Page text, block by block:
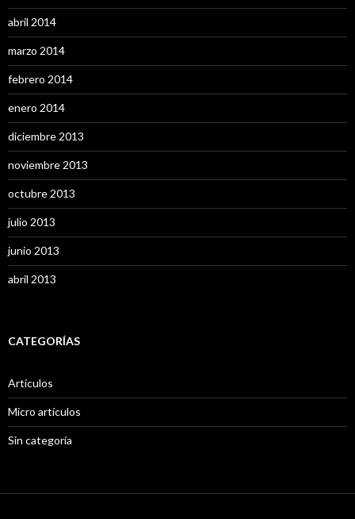
abril 2014
marzo 2014
febrero 2014
enero 2014
diciembre 2013
noviembre 2013
octubre 2013
julio 2013
junio 2013
abril 2013
CATEGORÍAS
Artículos
Micro artículos
Sin categoría